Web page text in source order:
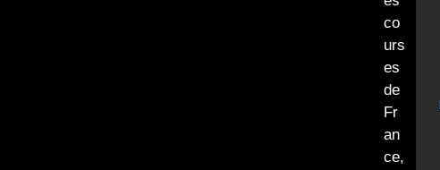
co
urs
es
de
Fr
an
ce,